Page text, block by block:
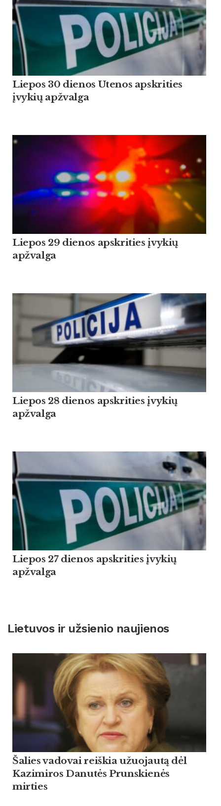
Liepos 30 dienos Utenos apskrities
įvykių apžvalga
Liepos 29 dienos apskrities įvykių
apžvalga
Liepos 28 dienos apskrities įvykių
apžvalga
Liepos 27 dienos apskrities įvykių
apžvalga
Lietuvos ir užsienio naujienos
Šalies vadovai reiškia užuojautą dėl
Kazimiros Danutės Prunskienės
mirties